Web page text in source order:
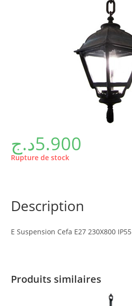
5.900د.ج
Rupture de stock
Description
E Suspension Cefa E27 230X800 IP55
Produits similaires